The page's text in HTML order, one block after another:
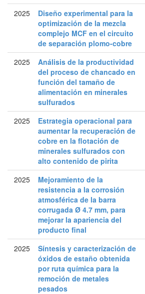
2025
Diseño experimental para la
optimización de la mezcla
complejo MCF en el circuito
de separación plomo-cobre
2025
Análisis de la productividad
del proceso de chancado en
función del tamaño de
alimentación en minerales
sulfurados
2025
Estrategia operacional para
aumentar la recuperación de
cobre en la flotación de
minerales sulfurados con
alto contenido de pirita
2025
Mejoramiento de la
resistencia a la corrosión
atmosférica de la barra
corrugada Ø 4.7 mm, para
mejorar la apariencia del
producto final
2025
Síntesis y caracterización de
óxidos de estaño obtenida
por ruta química para la
remoción de metales
pesados